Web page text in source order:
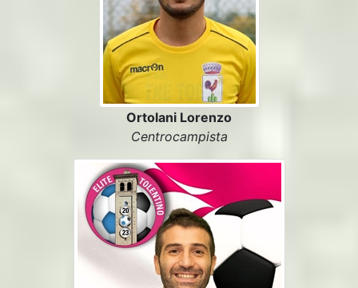
Ortolani Lorenzo
Centrocampista